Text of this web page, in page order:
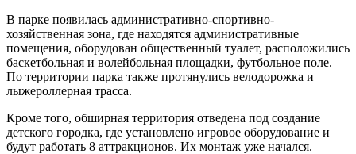
В парке появилась административно-спортивно-
хозяйственная зона, где находятся административные
помещения, оборудован общественный туалет, расположились
баскетбольная и волейбольная площадки, футбольное поле.
По территории парка также протянулись велодорожка и
лыжероллерная трасса.
Кроме того, обширная территория отведена под создание
детского городка, где установлено игровое оборудование и
будут работать 8 аттракционов. Их монтаж уже начался.